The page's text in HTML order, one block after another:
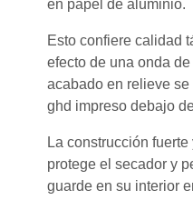
en papel de aluminio.
Esto confiere calidad
efecto de una onda
acabado en relieve
ghd impreso debajo
La construcción
protege el secador y
guarde en su interior